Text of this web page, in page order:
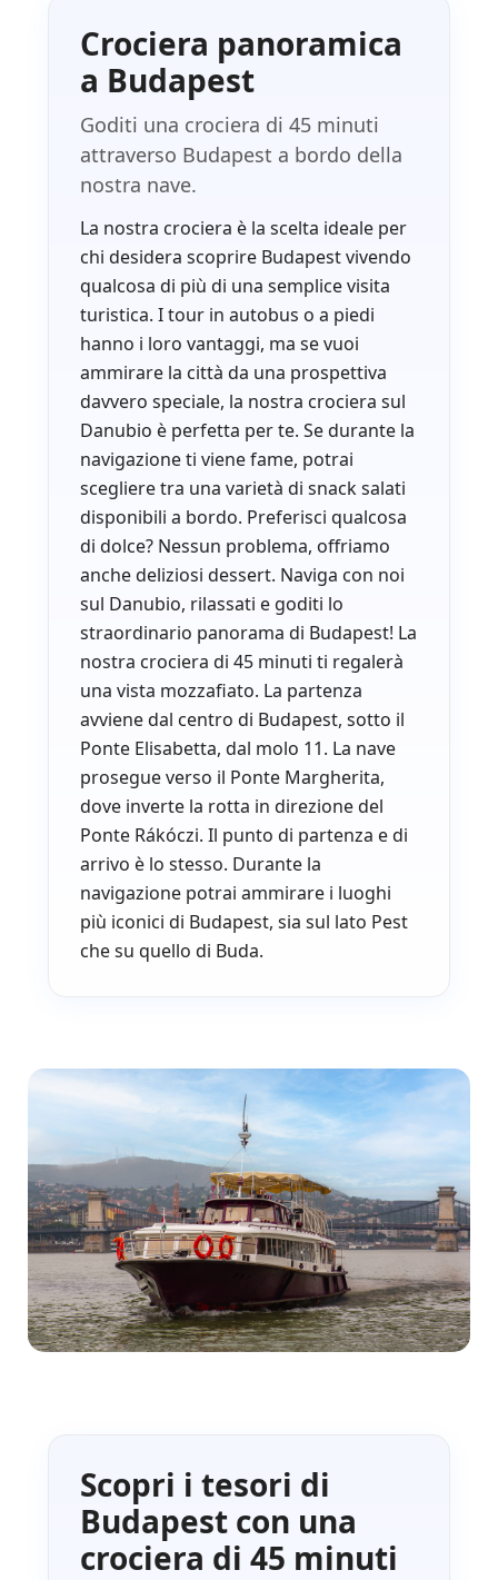
Crociera panoramica
a Budapest
Goditi una crociera di 45 minuti
attraverso Budapest a bordo della
nostra nave.
La nostra crociera è la scelta ideale per
chi desidera scoprire Budapest vivendo
qualcosa di più di una semplice visita
turistica. I tour in autobus o a piedi
hanno i loro vantaggi, ma se vuoi
ammirare la città da una prospettiva
davvero speciale, la nostra crociera sul
Danubio è perfetta per te. Se durante la
navigazione ti viene fame, potrai
scegliere tra una varietà di snack salati
disponibili a bordo. Preferisci qualcosa
di dolce? Nessun problema, offriamo
anche deliziosi dessert. Naviga con noi
sul Danubio, rilassati e goditi lo
straordinario panorama di Budapest! La
nostra crociera di 45 minuti ti regalerà
una vista mozzafiato. La partenza
avviene dal centro di Budapest, sotto il
Ponte Elisabetta, dal molo 11. La nave
prosegue verso il Ponte Margherita,
dove inverte la rotta in direzione del
Ponte Rákóczi. Il punto di partenza e di
arrivo è lo stesso. Durante la
navigazione potrai ammirare i luoghi
più iconici di Budapest, sia sul lato Pest
che su quello di Buda.
Scopri i tesori di
Budapest con una
crociera di 45 minuti